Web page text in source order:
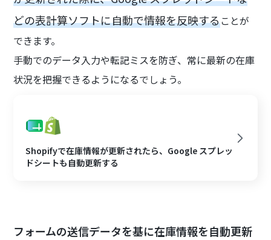
どの表計算ソフトに自動で情報を反映することが
できます。
手動でのデータ入力や転記ミスを防ぎ、常に最新の在庫
状況を把握できるようになるでしょう。
Shopifyで在庫情報が更新されたら、Google スプレッ
ドシートも自動更新する
フォームの送信データを基に在庫情報を自動更新